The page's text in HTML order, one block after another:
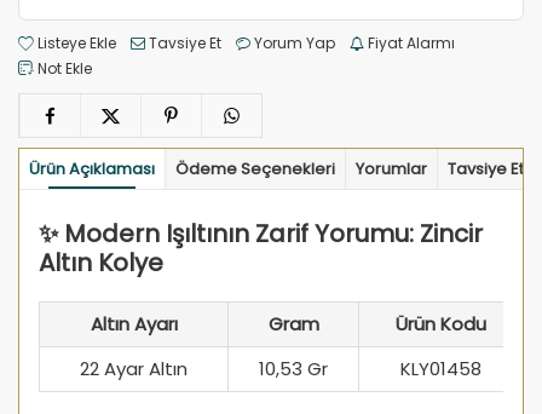
Listeye Ekle Tavsiye Et Yorum Yap
Fiyat Alarmı
Not Ekle
Ürün Açıklaması Ödeme Seçenekleri Yorumlar Tavsiye Et
✨ Modern Işıltının Zarif Yorumu: Zincir
Altın Kolye
Altın Ayarı Gram
Ürün Kodu
22 Ayar Altın
10,53 Gr KLY01458